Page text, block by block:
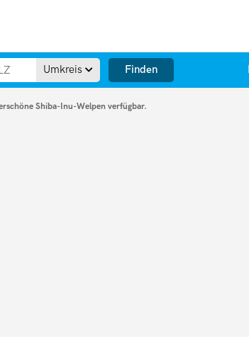
Umkreis Finden
Shiba-Inu-Welpen verfügbar.